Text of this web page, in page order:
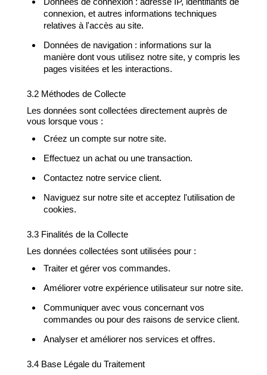
connexion, et autres informations techniques
relatives à l'accès au site.
Données de navigation : informations sur la
manière dont vous utilisez notre site, y compris les
pages visitées et les interactions.
3.2 Méthodes de Collecte
Les données sont collectées directement auprès de
vous lorsque vous :
Créez un compte sur notre site.
Effectuez un achat ou une transaction.
Contactez notre service client.
Naviguez sur notre site et acceptez l'utilisation de
cookies.
3.3 Finalités de la Collecte
Les données collectées sont utilisées pour :
Traiter et gérer vos commandes.
Améliorer votre expérience utilisateur sur notre site.
Communiquer avec vous concernant vos
commandes ou pour des raisons de service client.
Analyser et améliorer nos services et offres.
3.4 Base Légale du Traitement